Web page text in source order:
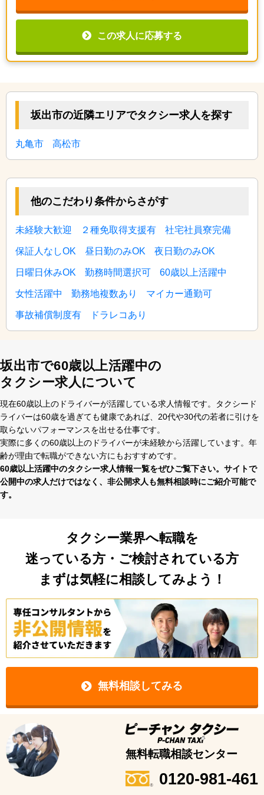
この求人に応募する
坂出市の近隣エリアでタクシー求人を探す
丸亀市 高松市
他のこだわり条件からさがす
未経験大歓迎 ２種免取得支援有 社宅社員寮完備
保証人なしOK 昼日勤のみOK 夜日勤のみOK
日曜日休みOK 勤務時間選択可 60歳以上活躍中
女性活躍中 勤務地複数あり マイカー通勤可
事故補償制度有 ドラレコあり
坂出市で60歳以上活躍中の
タクシー求人について
現在60歳以上のドライバーが活躍している求⼈情報です。タクシード
ライバーは60歳を過ぎても健康であれば、20代や30代の若者に引けを
取らないパフォーマンスを出せる仕事です。
実際に多くの60歳以上のドライバーが未経験から活躍しています。年
齢が理由で転職ができない⽅にもおすすめです。
60歳以上活躍中のタクシー求⼈情報⼀覧をぜひご覧下さい。サイトで
公開中の求⼈だけではなく、⾮公開求⼈も無料相談時にご紹介可能で
す。
タクシー業界へ転職を
迷っている方・ご検討されている方
まずは気軽に相談してみよう！
無料相談してみる
無料転職相談センター
0120-981-461